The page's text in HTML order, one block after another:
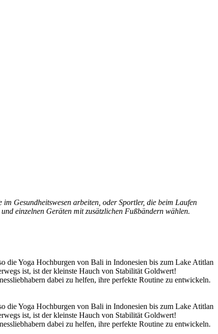
Gesundheitswesen arbeiten, oder Sportler, die beim Laufen
einzelnen Geräten mit zusätzlichen Fußbändern wählen.
die Yoga Hochburgen von Bali in Indonesien bis zum Lake Atitlan
ist, ist der kleinste Hauch von Stabilität Goldwert!
dabei zu helfen, ihre perfekte Routine zu entwickeln.
die Yoga Hochburgen von Bali in Indonesien bis zum Lake Atitlan
ist, ist der kleinste Hauch von Stabilität Goldwert!
dabei zu helfen, ihre perfekte Routine zu entwickeln.